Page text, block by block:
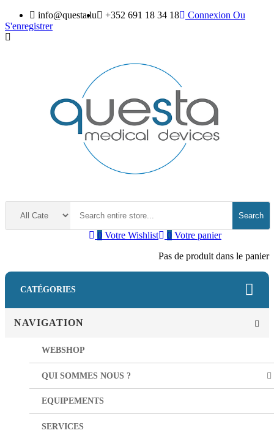
info@questa.lu +352 691 18 34 18 Connexion Ou
S'enregistrer
Search
0 Votre panier
Pas de produit dans le panier
0 Votre Wishlist
CATÉGORIES
NAVIGATION
WEBSHOP
QUI SOMMES NOUS ?
EQUIPEMENTS
SERVICES